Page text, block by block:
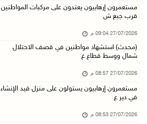
مستعمرون إرهابيون يعتدون على مركبات المواطنين
قرب جبع ش
27/07/2026 09:04 م
(محدث) استشهاد مواطنين في قصف الاحتلال
شمال ووسط قطاع غ
27/07/2026 08:57 م
مستعمرون إرهابيون يستولون على منزل قيد الإنشاء
في دير ع
27/07/2026 08:53 م